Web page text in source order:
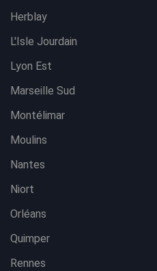
Herblay
L'Isle Jourdain
Lyon Est
Marseille Sud
Montélimar
Moulins
Nantes
Niort
Orléans
Quimper
Rennes